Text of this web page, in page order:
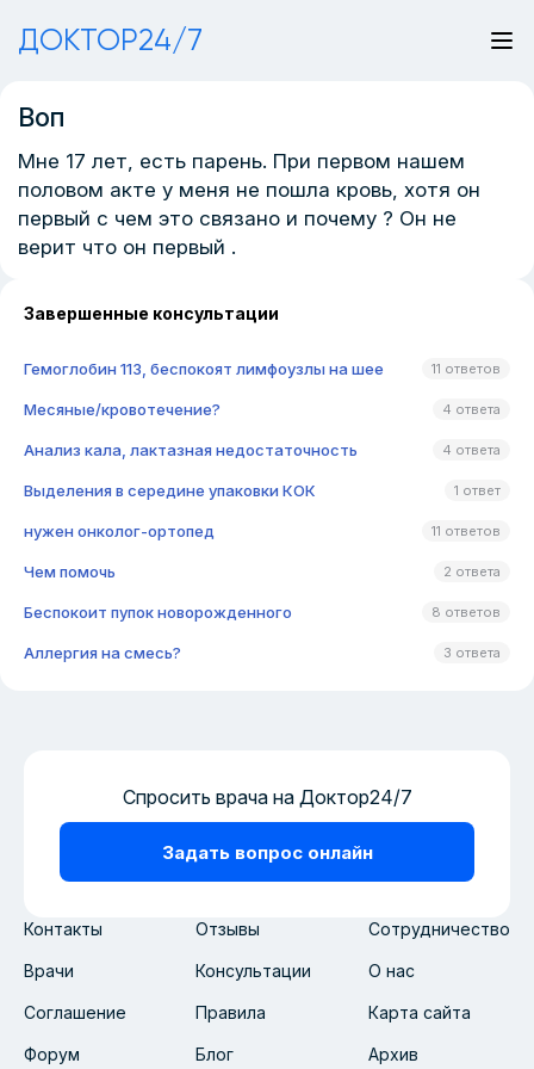
ДОКТОР24/7
Воп
Мне 17 лет, есть парень. При первом нашем
половом акте у меня не пошла кровь, хотя он
первый с чем это связано и почему ? Он не
верит что он первый .
Завершенные консультации
Гемоглобин 113, беспокоят лимфоузлы на шее 11 ответов
Месяные/кровотечение? 4 ответа
Анализ кала, лактазная недостаточность 4 ответа
Выделения в середине упаковки КОК 1 ответ
нужен онколог-ортопед 11 ответов
Чем помочь 2 ответа
Беспокоит пупок новорожденного 8 ответов
Аллергия на смесь? 3 ответа
Контакты Отзывы Сотрудничество
Врачи Консультации О нас
Соглашение Правила Карта сайта
Форум Блог Архив
Спросить врача на Доктор24/7
Задать вопрос онлайн